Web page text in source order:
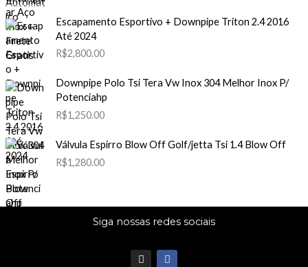
Escapamento Esportivo + Downpipe Triton 2.4 2016
Até 2024
R$2,800.00
Downpipe Polo Tsi Tera Vw Inox 304 Melhor Inox P/
Potenciahp
R$1,250.00
Válvula Espirro Blow Off Golf/jetta Tsi 1.4 Blow Off
R$1,280.00
Siga nossas redes sociais
I
n
F
a